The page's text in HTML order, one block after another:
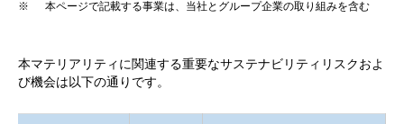
※
本ページで記載する事業は、当社とグループ企業の取り組みを含む
本マテリアリティに関連する重要なサステナビリティリスクおよ
び機会は以下の通りです。